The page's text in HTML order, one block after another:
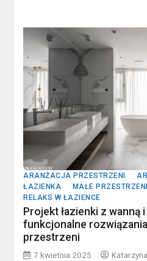
ARANŻACJA PRZESTRZENI
ŁAZIENKA
MAŁE
RELAKS W ŁAZIENCE
Projekt łazienki z wanną
funkcjonalne rozwiązania
przestrzeni
7 kwietnia 2025